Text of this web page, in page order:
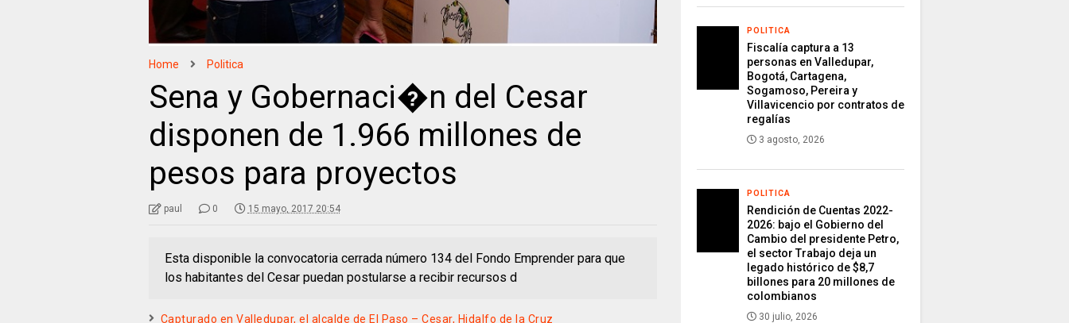
Home Politica
Sena y Gobernaci�n del Cesar
disponen de 1.966 millones de
pesos para proyectos
paul 0 15 mayo, 2017 20:54
Esta disponible la convocatoria cerrada número 134 del Fondo Emprender para que
los habitantes del Cesar puedan postularse a recibir recursos d
Capturado en Valledupar, el alcalde de El Paso – Cesar, Hidalfo de la Cruz
POLITICA
Fiscalía captura a 13
personas en Valledupar,
Bogotá, Cartagena,
Sogamoso, Pereira y
Villavicencio por contratos de
regalías
3 agosto, 2026
POLITICA
Rendición de Cuentas 2022-
2026: bajo el Gobierno del
Cambio del presidente Petro,
el sector Trabajo deja un
legado histórico de $8,7
billones para 20 millones de
colombianos
30 julio, 2026